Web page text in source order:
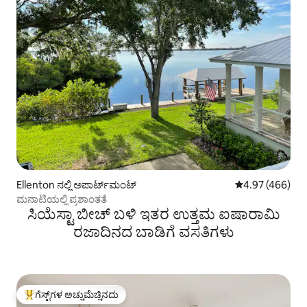
Ellenton ನಲ್ಲಿ ಅಪಾರ್ಟ್‌ಮಂಟ್ 5 ರಲ್ಲಿ 4.97
4.97 (466)
ಮನಾಟಿಯಲ್ಲಿ ಪ್ರಶಾಂತತೆ
ಸಿಯೆಸ್ಟಾ ಬೀಚ್ ಬಳಿ ಇತರ ಉತ್ತಮ ಐಷಾರಾಮಿ
ರಜಾದಿನದ ಬಾಡಿಗೆ ವಸತಿಗಳು
ಗೆಸ್ಟ್‌ಗಳಿಗೆ ಅತಿ ಹೆಚ್ಚು ಅಚ್ಚುಮೆಚ್ಚಿನದು
ಗೆಸ್ಟ್‌ಗಳ ಅಚ್ಚುಮೆಚ್ಚಿನದು